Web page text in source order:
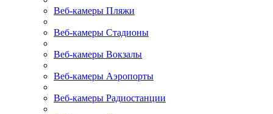
Веб-камеры Пляжи
Веб-камеры Стадионы
Веб-камеры Вокзалы
Веб-камеры Аэропорты
Веб-камеры Радиостанции